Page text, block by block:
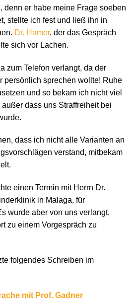
denn er habe meine Frage soeben
stellte ich fest und ließ ihn in
Dr. Hamer, der das Gespräch
sich vor Lachen.
zum Telefon verlangt, da der
persönlich sprechen wollte! Ruhe
und so bekam ich nicht viel
dass uns Straffreiheit bei
dass ich nicht alle Varianten an
verstand, mitbekam
einen Termin mit Herrn Dr.
in Malaga, für
wurde aber von uns verlangt,
zu einem Vorgespräch zu
folgendes Schreiben im
mit Prof. Gadner